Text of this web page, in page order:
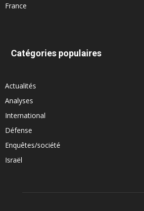
France
Catégories populaires
Actualités
Analyses
International
Défense
Enquêtes/société
Israël